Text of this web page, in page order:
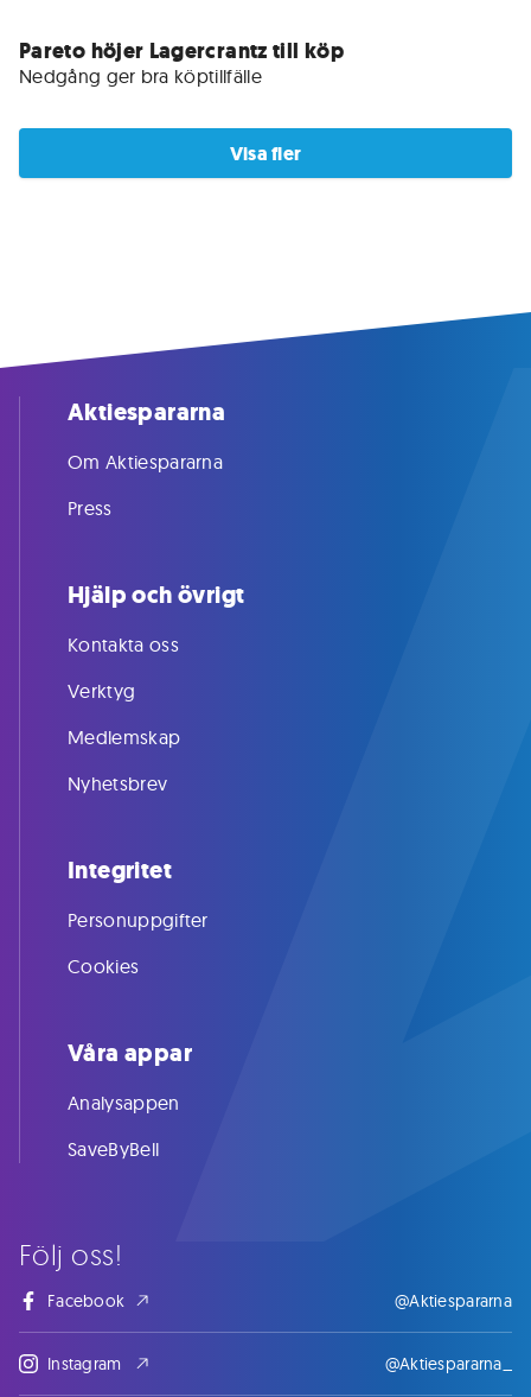
Pareto höjer Lagercrantz till köp
Nedgång ger bra köptillfälle
Visa fler
Följ oss!
Facebook @Aktiespararna
Instagram @Aktiespararna_
Aktiespararna
Om Aktiespararna
Press
Hjälp och övrigt
Kontakta oss
Verktyg
Medlemskap
Nyhetsbrev
Integritet
Personuppgifter
Cookies
Våra appar
Analysappen
SaveByBell